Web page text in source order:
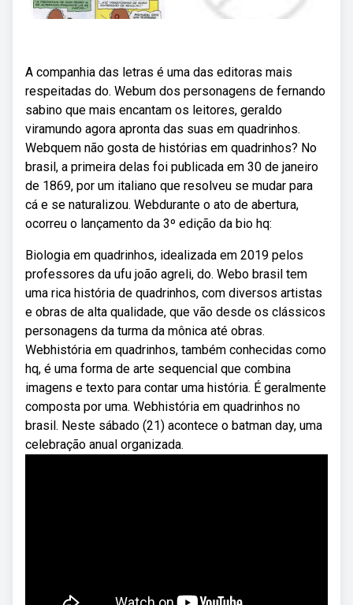
A companhia das letras é uma das editoras mais
respeitadas do. Webum dos personagens de fernando
sabino que mais encantam os leitores, geraldo
viramundo agora apronta das suas em quadrinhos.
Webquem não gosta de histórias em quadrinhos? No
brasil, a primeira delas foi publicada em 30 de janeiro
de 1869, por um italiano que resolveu se mudar para
cá e se naturalizou. Webdurante o ato de abertura,
ocorreu o lançamento da 3º edição da bio hq:
Biologia em quadrinhos, idealizada em 2019 pelos
professores da ufu joão agreli, do. Webo brasil tem
uma rica história de quadrinhos, com diversos artistas
e obras de alta qualidade, que vão desde os clássicos
personagens da turma da mônica até obras.
Webhistória em quadrinhos, também conhecidas como
hq, é uma forma de arte sequencial que combina
imagens e texto para contar uma história. É geralmente
composta por uma. Webhistória em quadrinhos no
brasil. Neste sábado (21) acontece o batman day, uma
celebração anual organizada.